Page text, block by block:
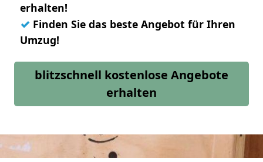
erhalten!
✓ Finden Sie das beste Angebot für Ihren
Umzug!
blitzschnell kostenlose Angebote
erhalten